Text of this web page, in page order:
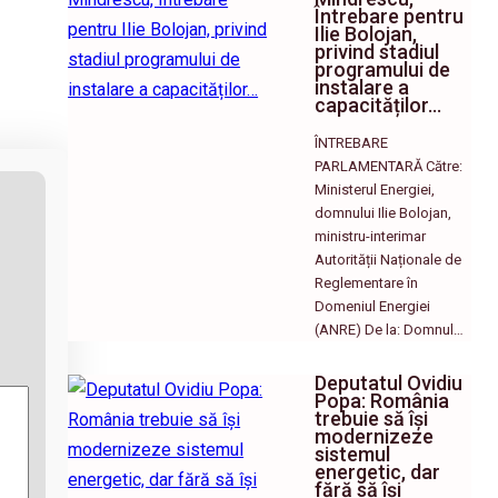
Întrebare pentru
Ilie Bolojan,
privind stadiul
programului de
instalare a
capacităților…
ÎNTREBARE
PARLAMENTARĂ Către:
Ministerul Energiei,
domnului Ilie Bolojan,
ministru-interimar
Autorității Naționale de
Reglementare în
Domeniul Energiei
(ANRE) De la: Domnul…
Deputatul Ovidiu
Popa: România
trebuie să își
modernizeze
sistemul
energetic, dar
fără să își